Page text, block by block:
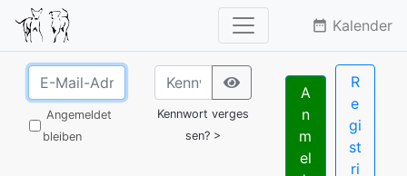
date_range Kalender
Angemeldet
bleiben
Kennwort verges
sen? >
A
n
m
el
R
e
gi
st
ri